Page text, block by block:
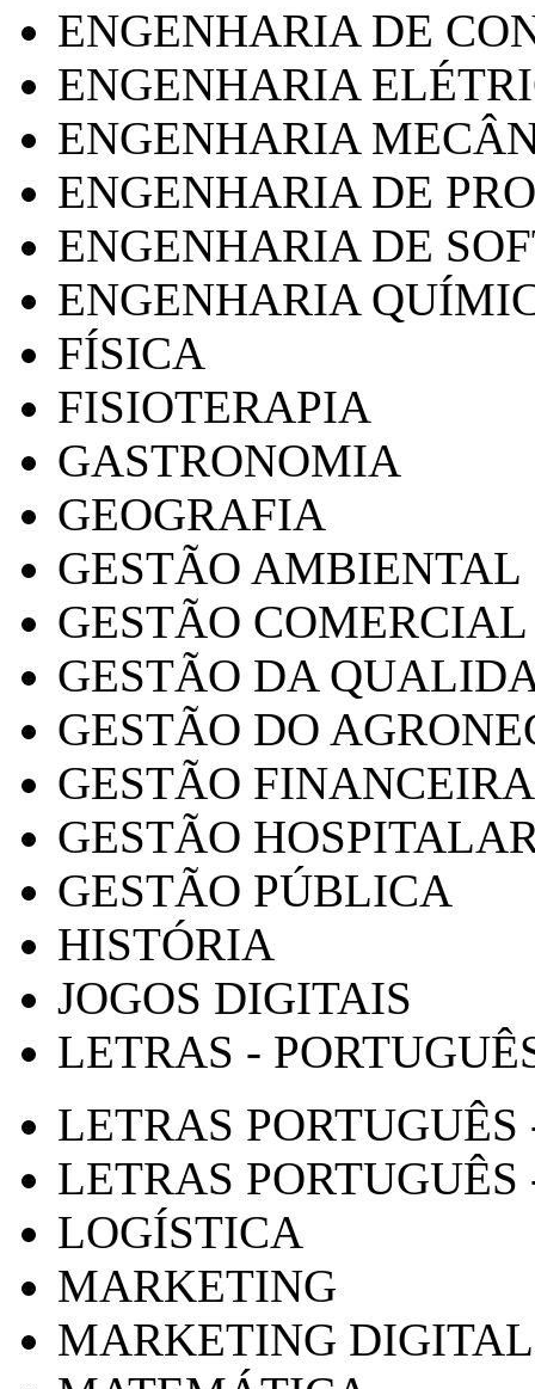
ENGENHARIA DE
ENGENHARIA
ENGENHARIA
ENGENHARIA DE
ENGENHARIA DE
ENGENHARIA
FÍSICA
FISIOTERAPIA
GASTRONOMIA
GEOGRAFIA
GESTÃO AMBIENTAL
GESTÃO COMERCIAL
GESTÃO DA
GESTÃO DO
GESTÃO FINANCEIRA
GESTÃO
GESTÃO PÚBLICA
HISTÓRIA
JOGOS DIGITAIS
LETRAS -
LETRAS
LETRAS PORTUGUÊS
LOGÍSTICA
MARKETING
MARKETING DIGITAL